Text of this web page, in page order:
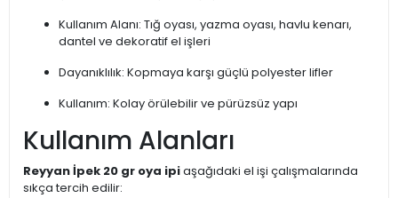
Kullanım Alanı: Tığ oyası, yazma oyası, havlu kenarı,
dantel ve dekoratif el işleri
Dayanıklılık: Kopmaya karşı güçlü polyester lifler
Kullanım: Kolay örülebilir ve pürüzsüz yapı
Kullanım Alanları
Reyyan İpek 20 gr oya ipiaşağıdaki el işi çalışmalarında
sıkça tercih edilir: